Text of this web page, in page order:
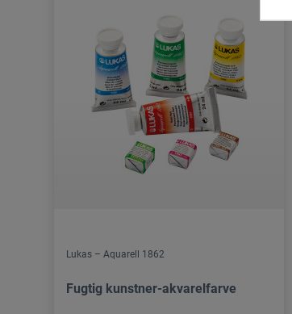
Lukas – Aquarell 1862
Fugtig kunstner-akvarelfarve